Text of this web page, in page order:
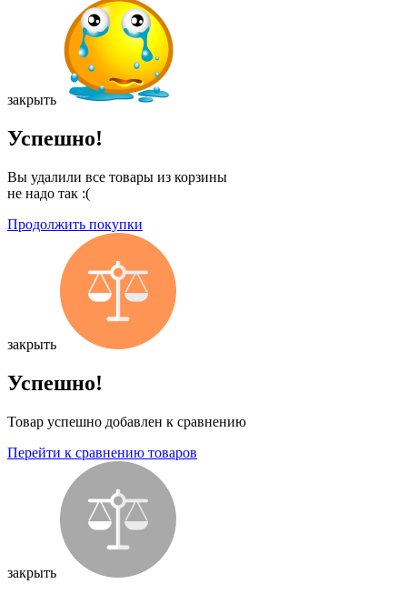
закрыть
Успешно!
Вы удалили все товары из корзины
не надо так :(
Продолжить покупки
закрыть
Успешно!
Товар успешно добавлен к сравнению
Перейти к сравнению товаров
закрыть